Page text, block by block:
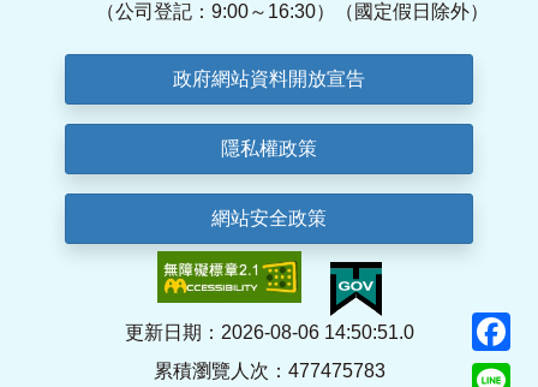
（公司登記：9:00～16:30）（國定假日除外）
政府網站資料開放宣告
隱私權政策
網站安全政策
更新日期：2026-08-06 14:50:51.0
累積瀏覽人次：477475783